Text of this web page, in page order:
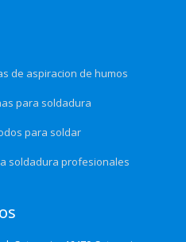
de aspiracion de humos
para soldadura
para soldar
soldadura profesionales